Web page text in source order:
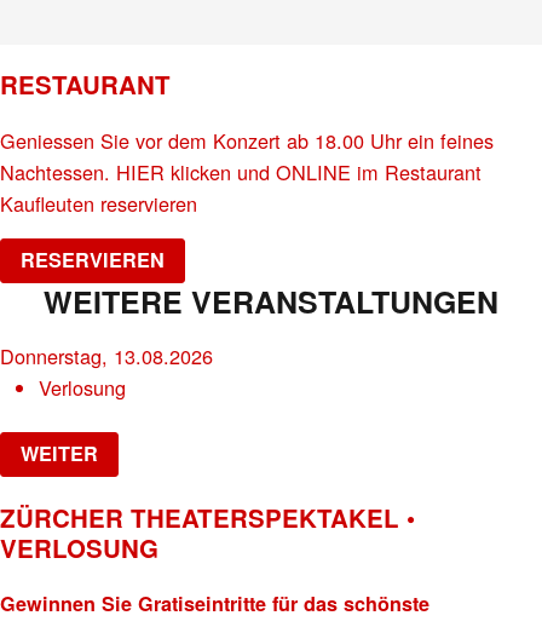
RESTAURANT
Geniessen Sie vor dem Konzert ab 18.00 Uhr ein feines
Nachtessen. HIER klicken und ONLINE im Restaurant
Kaufleuten reservieren
RESERVIEREN
WEITERE VERANSTALTUNGEN
Donnerstag, 13.08.2026
Verlosung
WEITER
ZÜRCHER THEATERSPEKTAKEL •
VERLOSUNG
Gewinnen Sie Gratiseintritte für das schönste